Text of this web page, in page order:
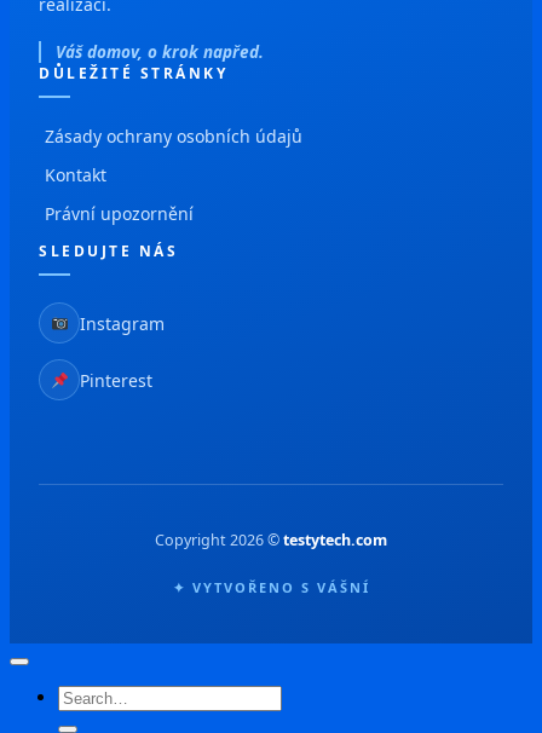
Váš domov, o krok napřed.
DŮLEŽITÉ STRÁNKY
Zásady ochrany osobních údajů
Kontakt
Právní upozornění
SLEDUJTE NÁS
Instagram
Pinterest
Copyright 2026 ©testytech.com
✦ VYTVOŘENO S VÁŠNÍ